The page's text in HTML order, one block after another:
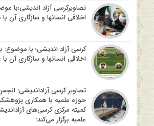
تصاویرکرسی آزاد اندیشی؛با
اخلاقی انسانها و سازگاری آن
کرسی آزاد اندیشی؛ با موضوع:
اخلاقی انسانها و سازگاری آن
تصاویر کرسی آزاداندیشی:
حوزه علمیه با همکاری
کمیته مرکزی کرسی‌های
علمیه برگزار می‌کند: